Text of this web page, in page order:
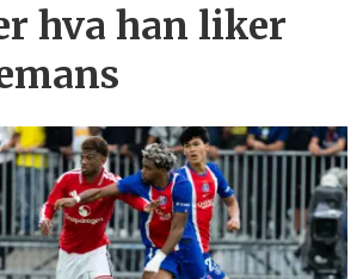
hva han liker